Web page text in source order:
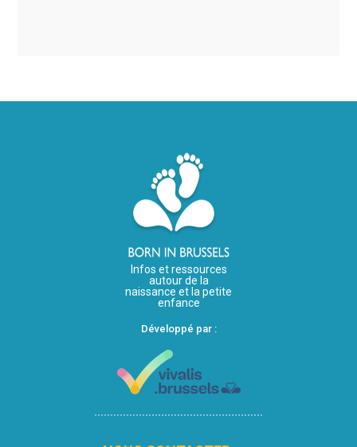
Infos et ressources
autour de la
naissance et la petite
enfance
Développé par :